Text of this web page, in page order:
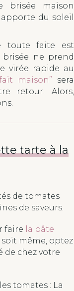
brisée maison
du soleil
toute faite est
ne prend
virée rapide au
maison” sera
retour. Alors,
tarte à la
de tomates
de saveurs.
faire la pâte
même, optez
de chez votre
tomates : La